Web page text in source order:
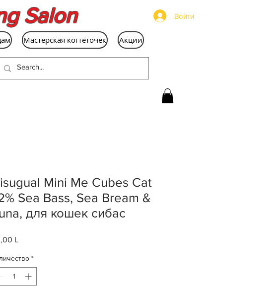
Salon Войти
Мастерская когтеточек Акции
Mini Me Cubes Cat
Sea Bass, Sea Bream &
для кошек сибас
LЦена
*